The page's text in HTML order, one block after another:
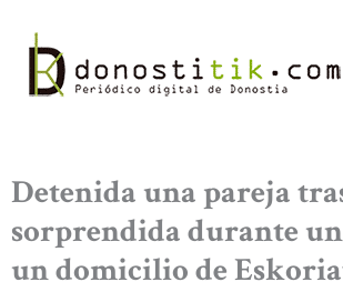
contenido
Detenida una pareja
sorprendida durante
un domicilio de